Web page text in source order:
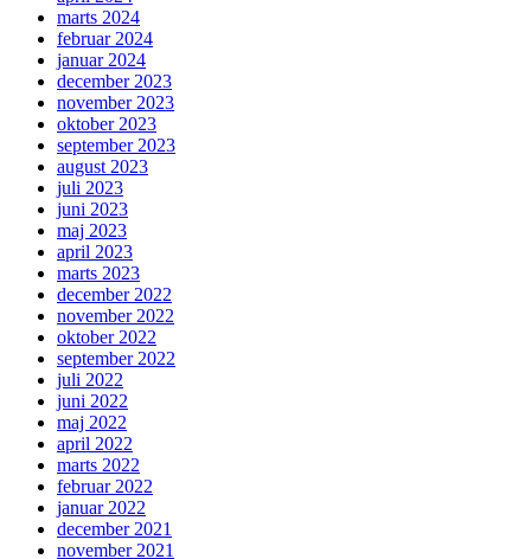
marts 2024
februar 2024
januar 2024
december 2023
november 2023
oktober 2023
september 2023
august 2023
juli 2023
juni 2023
maj 2023
april 2023
marts 2023
december 2022
november 2022
oktober 2022
september 2022
juli 2022
juni 2022
maj 2022
april 2022
marts 2022
februar 2022
januar 2022
december 2021
november 2021